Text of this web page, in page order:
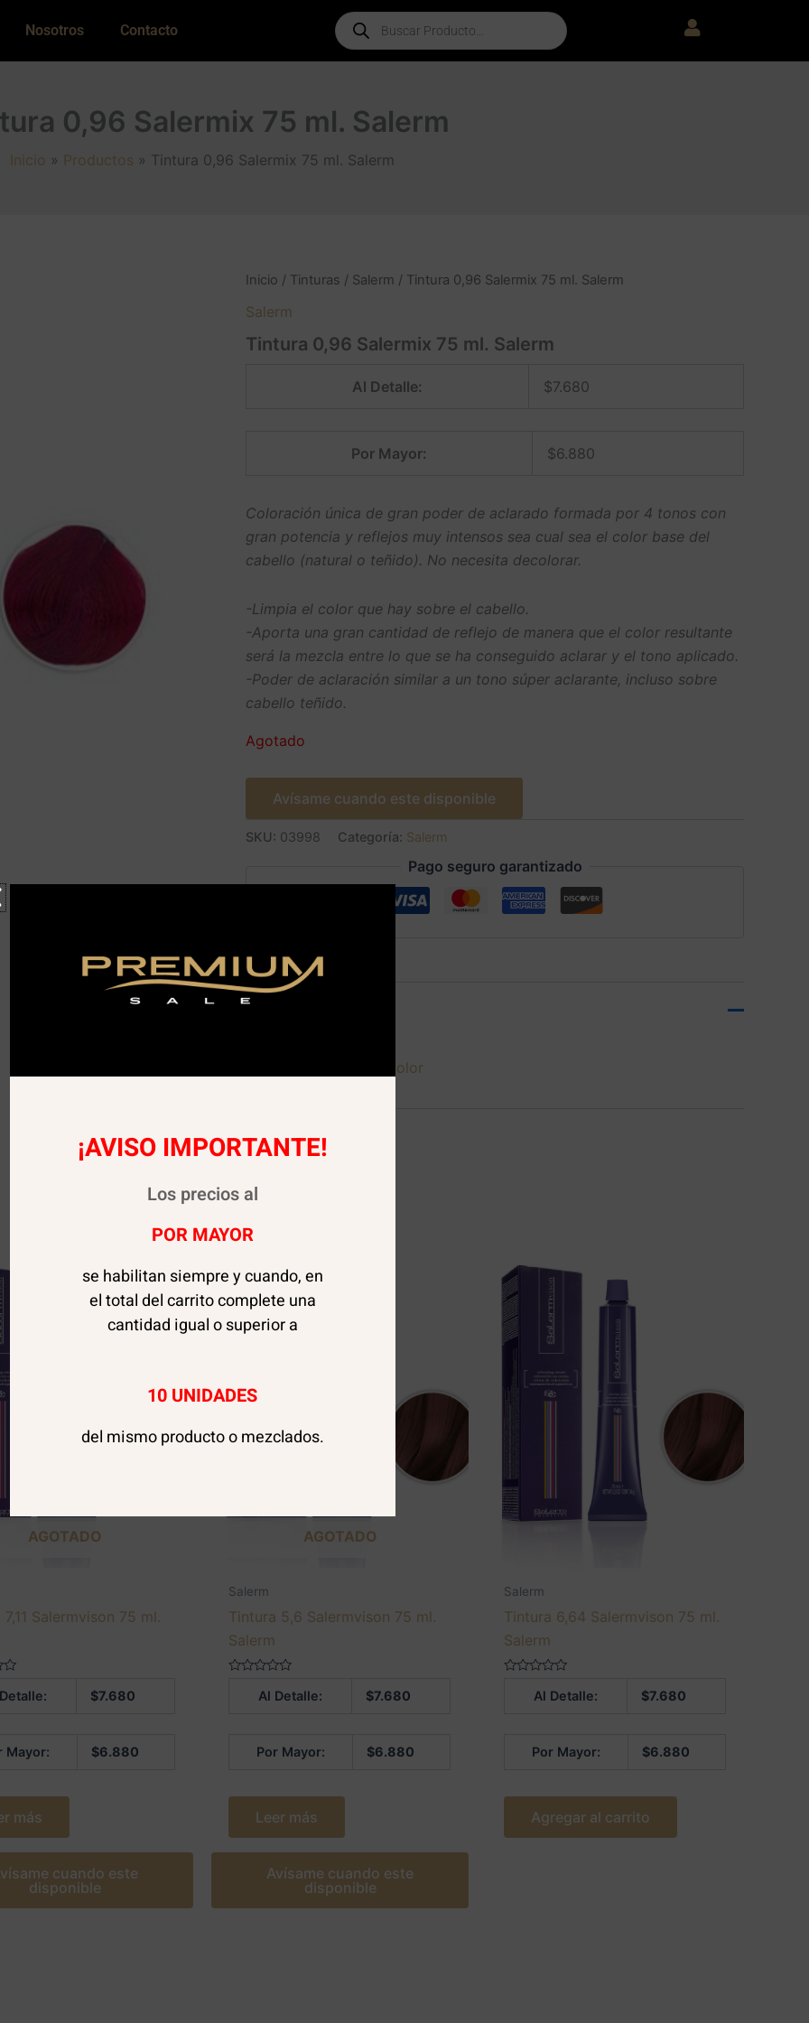
Nosotros Contacto
Products
search
0,96 Salermix 75 ml. Salerm
Inicio Productos Tintura 0,96 Salermix 75 ml. Salerm
Inicio / Tinturas / Salerm / Tintura 0,96 Salermix 75 ml. Salerm
Salerm
Tintura 0,96 Salermix 75 ml. Salerm
Al Detalle: $7.680
Por Mayor: $6.880
Coloración única de gran poder de aclarado formada por 4 tonos con
gran potencia y reflejos muy intensos sea cual sea el color base del
cabello (natural o teñido). No necesita decolorar.
-Limpia el color que hay sobre el cabello.
-Aporta una gran cantidad de reflejo de manera que el color resultante
será la mezcla entre lo que se ha conseguido aclarar y el tono aplicado.
-Poder de aclaración similar a un tono súper aclarante, incluso sobre
cabello teñido.
Agotado
Avísame cuando este disponible
SKU: 03998 Categoría: Salerm
Pago seguro garantizado
Descargar Carta de Color
AGOTADO
7,11 Salermvison 75 ml.
$7.680
Mayor: $6.880
más
cuando este
disponible
AGOTADO
Salerm
Tintura 5,6 Salermvison 75 ml.
Salerm
Al Detalle: $7.680
Por Mayor: $6.880
Leer más
Avísame cuando este
disponible
Salerm
Tintura 6,64 Salermvison 75 ml.
Salerm
Al Detalle: $7.680
Por Mayor: $6.880
Agregar al carrito
¡AVISO IMPORTANTE!
Los precios al
POR MAYOR
se habilitan siempre y cuando, en
el total del carrito complete una
cantidad igual o superior a
10 UNIDADES
del mismo producto o mezclados.